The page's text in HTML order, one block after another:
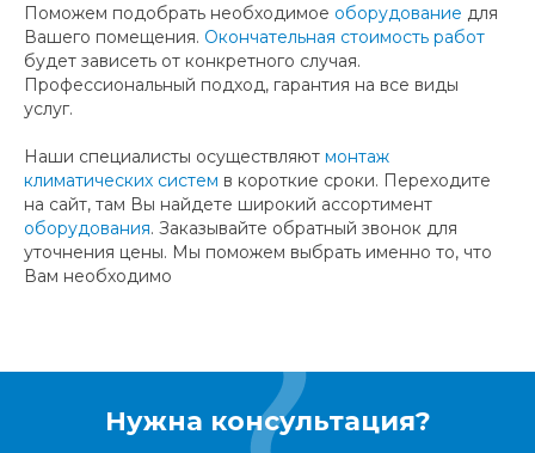
Поможем подобрать необходимое оборудование для
Вашего помещения. Окончательная стоимость работ
будет зависеть от конкретного случая.
Профессиональный подход, гарантия на все виды
услуг.
Наши специалисты осуществляют монтаж
климатических систем в короткие сроки. Переходите
на сайт, там Вы найдете широкий ассортимент
оборудования. Заказывайте обратный звонок для
уточнения цены. Мы поможем выбрать именно то, что
Вам необходимо
Нужна консультация?